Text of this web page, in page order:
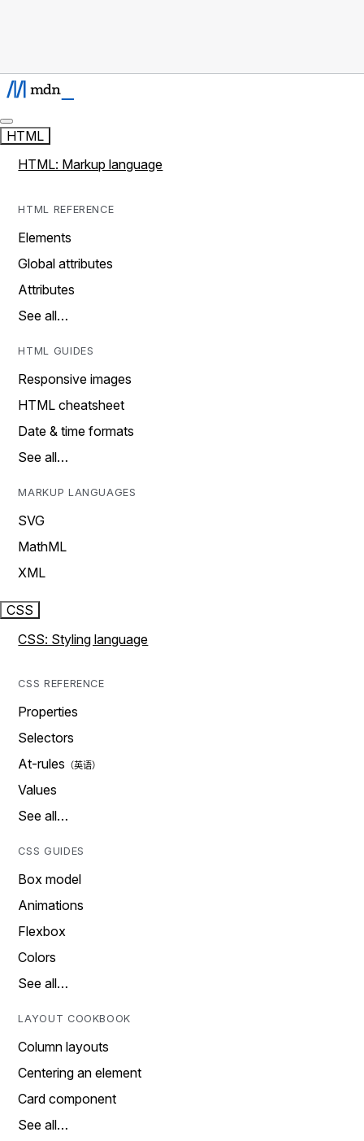
HTML
HTML: Markup language
HTML REFERENCE
Elements
Global attributes
Attributes
See all…
HTML GUIDES
Responsive images
HTML cheatsheet
Date & time formats
See all…
MARKUP LANGUAGES
SVG
MathML
XML
CSS
CSS: Styling language
CSS REFERENCE
Properties
Selectors
At-rules
Values
See all…
CSS GUIDES
Box model
Animations
Flexbox
Colors
See all…
LAYOUT COOKBOOK
Column layouts
Centering an element
Card component
See all…